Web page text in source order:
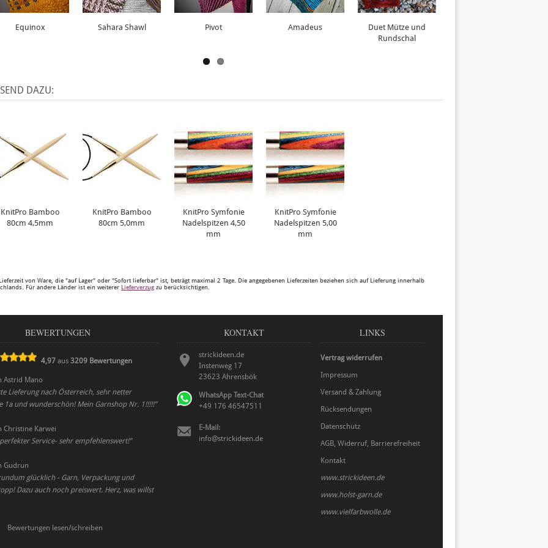
Equinox Sahara Shawl Pivot Amadeus
Duet Mütze und
Rundschal
DAZU:
KnitPro Bamboo
80cm 4,5mm
KnitPro Bamboo
80cm 5,0mm
KnitPro Symfonie
Nadelspitzen 4,50
mm
KnitPro Symfonie
Nadelspitzen 5,00
mm
von Ware, die "auf Lager" oder "Sofort lieferbar" ist, beträgt maximal 2 Tage. Die angegebenen Lieferzeiten beziehen sich auf Lieferung innerhalb
Für andere Länder ist ein weiterer Lieferverzug zu berücksichtigen.
BEWERTUNGEN
4,97 aus3209 Bewertungen
Astrid Mano
Lieferung nach Österreich, sehr netter
1a und wunderschön! Mein Garnshop Nr. 1!!!!!”
Christine Karwei
Service- sehr empfehlenswert!”
Gudrun
glücklich - Garn, Verpackung und
Dazu auch noch preiswert. Herz, was willst
Bewertungen lesen/schreiben
KONTAKT
strickideen.de
Instenweg 17
23623 Ahrensbök
WhatsApp Text-Chat
+49 176 46547511
E-Mail:
info@strickideen.de
LINKS
Vertrag widerrufen
Impressum
Versand & Zahlung
Rücksendungen
Datenschutz
AGB, Widerruf, Barrierefreiheit
Kontakt
www.strickideen.de
www.holst-garn.de
www.vielfarbwolle.de